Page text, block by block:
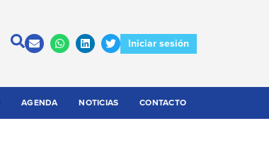
Iniciar sesión
AGENDA NOTICIAS CONTACTO